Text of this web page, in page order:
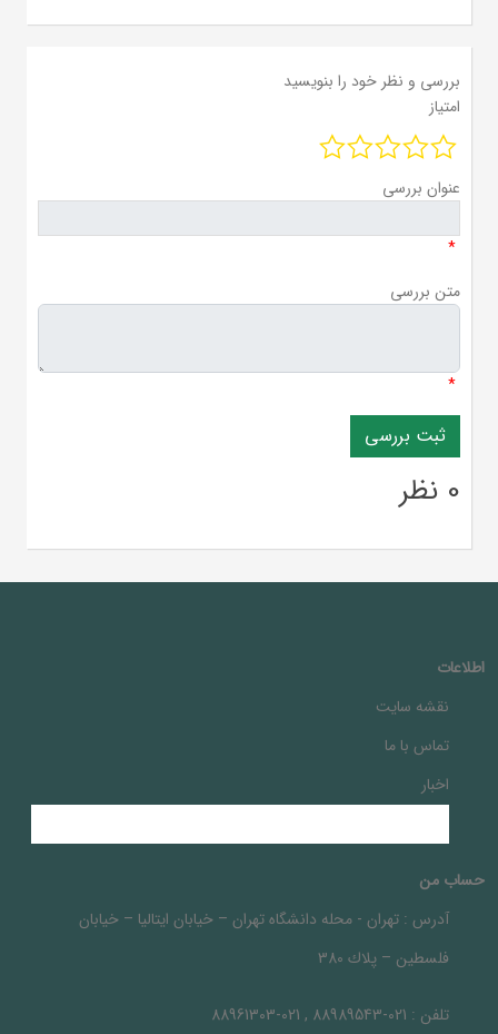
بررسی و نظر خود را بنویسید
امتیاز
عنوان بررسی
*
متن بررسی
*
0 نظر
اطلاعات
نقشه سایت
تماس با ما
اخبار
حساب من
آدرس : تهران - محله دانشگاه تهران – خيابان ايتاليا – خيابان
فلسطين – پلاك 380
تلفن : 021-88989543 , 021-88961303